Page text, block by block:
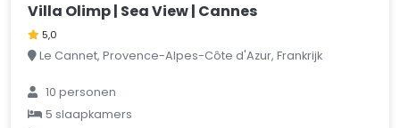
Villa Olimp | Sea View | Cannes
5,0
Le Cannet, Provence-Alpes-Côte d'Azur, Frankrijk
10 personen
5 slaapkamers